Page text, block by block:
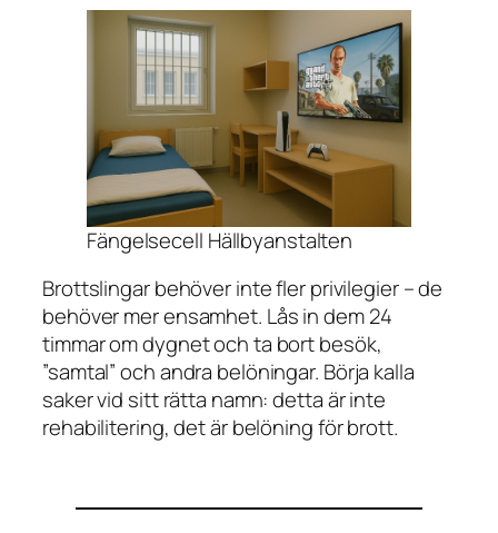
Fängelsecell Hällbyanstalten
Brottslingar behöver inte fler privilegier – de
behöver mer ensamhet. Lås in dem 24
timmar om dygnet och ta bort besök,
”samtal” och andra belöningar. Börja kalla
saker vid sitt rätta namn: detta är inte
rehabilitering, det är belöning för brott.